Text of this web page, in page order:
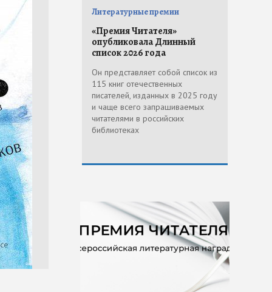
Литературные премии
«Премия Читателя»
опубликовала Длинный
список 2026 года
Он представляет собой список из
115 книг отечественных
писателей, изданных в 2025 году
и чаще всего запрашиваемых
читателями в российских
библиотеках